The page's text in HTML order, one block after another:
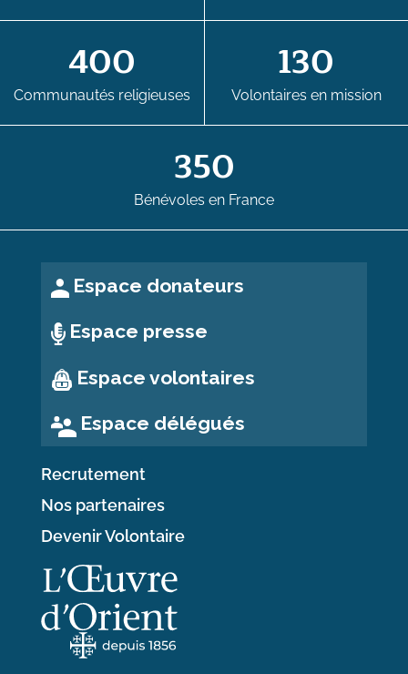
400
Communautés religieuses
130
Volontaires en mission
350
Bénévoles en France
Espace donateurs
Espace presse
Espace volontaires
Espace délégués
Recrutement
Nos partenaires
Devenir Volontaire